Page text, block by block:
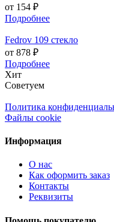
от 154 ₽
Подробнее
Fedrov 109 стекло
от 878 ₽
Подробнее
Хит
Советуем
Политика
Файлы cookie
Информация
О нас
Как оформить заказ
Контакты
Реквизиты